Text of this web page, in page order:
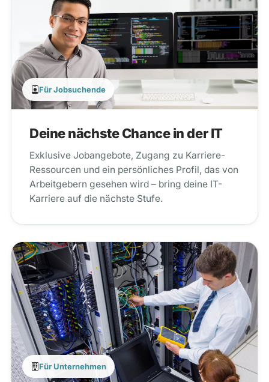
Für Jobsuchende
Deine nächste Chance in der IT
Exklusive Jobangebote, Zugang zu Karriere-
Ressourcen und ein persönliches Profil, das von
Arbeitgebern gesehen wird – bring deine IT-
Karriere auf die nächste Stufe.
Für Unternehmen